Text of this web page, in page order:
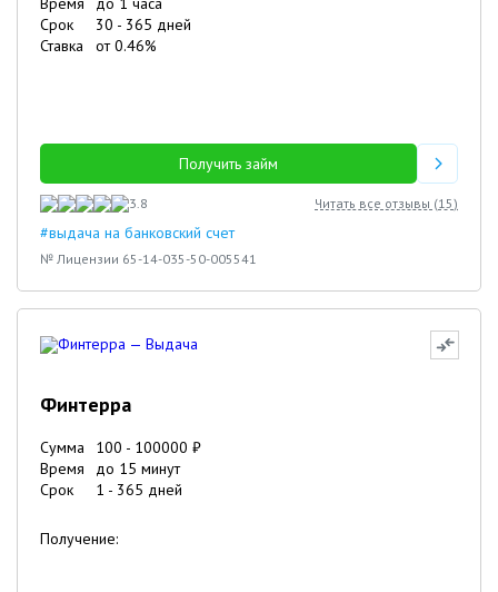
Срок
30 - 365 дней
Ставка
от0.46%
Получить займ
3.8 Читать все отзывы (15)
#выдача на банковский счет
№ Лицензии 65-14-035-50-005541
Финтерра
Сумма 100 - 100000 ₽
Время
до 15 минут
Срок
1 - 365 дней
Получение: